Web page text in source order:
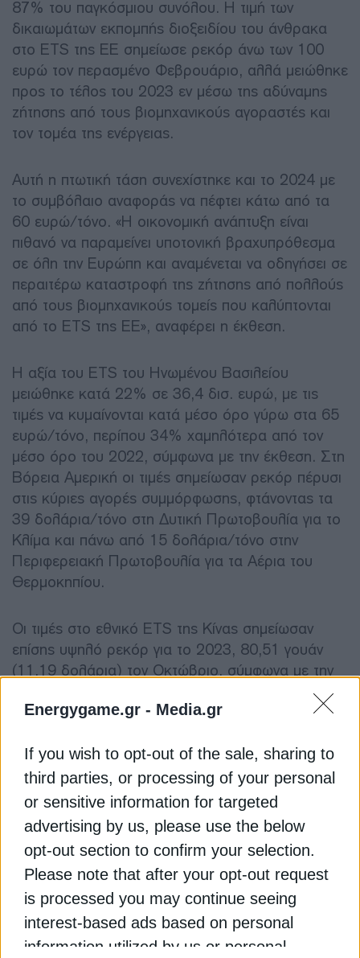
Energygame.gr - Media.gr
If you wish to opt-out of the sale, sharing to
third parties, or processing of your personal
or sensitive information for targeted
advertising by us, please use the below
opt-out section to confirm your selection.
Please note that after your opt-out request
is processed you may continue seeing
interest-based ads based on personal
information utilized by us or personal
87% του παγκόσμιου συνόλου. Η τιμή των
δικαιωμάτων εκπομπής διοξειδίου του άνθρακα
στο ETS της ΕΕ σημείωσε ρεκόρ άνω των 100
ευρώ τον περασμένο Φεβρουάριο, αλλά μειώθηκε
προς το τέλος του 2023 εν μέσω της αδύναμης
ζήτησης από τους βιομηχανικούς αγοραστές και
τον τομέα της ενέργειας.
Αυτή η πτωτική τάση συνεχίστηκε και το 2024 με
το συμβόλαιο αναφοράς να πέφτει κάτω από τα
60 ευρώ/τόνο. «Η οικονομική ανάπτυξη είναι
πιθανό να παραμείνει υποτονική βραχυπρόθεσμα
σε όλη την Ευρώπη και αναμένεται να οδηγήσει σε
περαιτέρω καταστροφή της ζήτησης από πολλούς
από τους βιομηχανικούς τομείς που καλύπτονται
από το ETS της ΕΕ», αναφέρει η έκθεση.
Η αξία του ETS του Ηνωμένου Βασιλείου
μειώθηκε κατά 22% σε 36,4 δισ. ευρώ, με τις
τιμές να κυμαίνονται κατά μέσο όρο γύρω στα 65
ευρώ/τόνο, περίπου 34% χαμηλότερα από τον
μέσο όρο του 2022, σύμφωνα με την έκθεση. Στη
Βόρεια Αμερική οι τιμές σημείωσαν ρεκόρ πέρυσι
στις κύριες αγορές συμμόρφωσης, φτάνοντας τα
39 δολάρια/τόνο στη Δυτική Πρωτοβουλία για το
Κλίμα και πάνω από 15 δολάρια/τόνο στην
Περιφερειακή Πρωτοβουλία για τα Αέρια του
Θερμοκηπίου.
Οι τιμές στο εθνικό ETS της Κίνας σημείωσαν
επίσης υψηλό ρεκόρ για το 2023, 80,51 γουάν
(11,19 δολάρια) τον Οκτώβριο, σύμφωνα με την
έκθεση. Οι αγορές της Βόρειας Αμερικής είχαν
συνολική αξία 71,4 δισ. ευρώ, ενώ η κινεζική
ΑΓΟΡΑ ΑΝΘΡΑΚΑΣ ΕΕ (ΕΥΡΩΠΑΪΚΗ ΕΝΩΣΗ) ΚΛΙΜΑ
ΜΕΙΩΣΗ ΕΚΠΟΜΠΩΝ ΡΥΠΩΝ
ΔΕΊΤΕ ΕΠΊΣΗΣ